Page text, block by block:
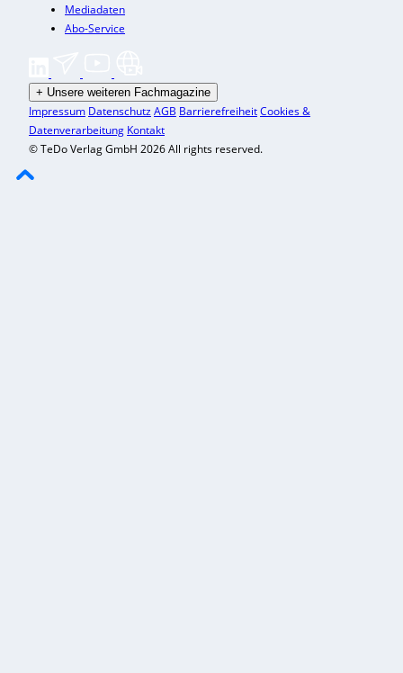
Mediadaten
Abo-Service
+ Unsere weiteren Fachmagazine
Impressum DatenschutzAGB BarrierefreiheitCookies &
Datenverarbeitung Kontakt
© TeDo Verlag GmbH 2026 All rights reserved.